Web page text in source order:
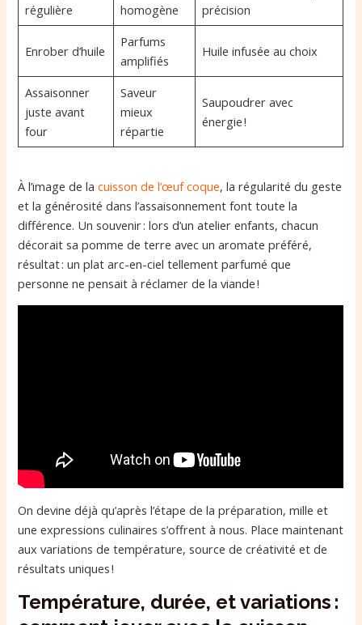
régulière
homogène
précision
Enrober d’huile
Parfums
amplifiés
Huile infusée au choix
Assaisonner
juste avant
four
Saveur
mieux
répartie
Saupoudrer avec
énergie !
À l’image de lacuisson de l’œuf coque, la régularité du geste
et la générosité dans l’assaisonnement font toute la
différence. Un souvenir : lors d’un atelier enfants, chacun
décorait sa pomme de terre avec un aromate préféré,
résultat : un plat arc-en-ciel tellement parfumé que
personne ne pensait à réclamer de la viande !
On devine déjà qu’après l’étape de la préparation, mille et
une expressions culinaires s’offrent à nous. Place maintenant
aux variations de température, source de créativité et de
résultats uniques !
Température, durée, et variations :